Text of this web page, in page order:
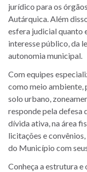
jurídico para os
Autárquica. Além
esfera judicial quanto
interesse público, da
autonomia municipal.
Com equipes
como meio ambiente,
solo urbano,
responde pela defesa
dívida ativa, na área
licitações e
do Município com
Conheça a estrutura